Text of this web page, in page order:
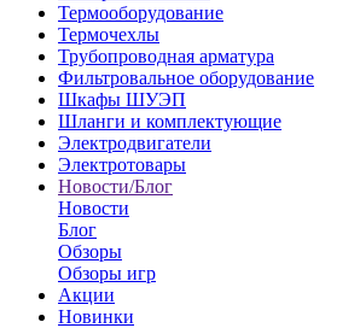
Термооборудование
Термочехлы
Трубопроводная арматура
Фильтровальное оборудование
Шкафы ШУЭП
Шланги и комплектующие
Электродвигатели
Электротовары
Новости/Блог
Новости
Блог
Обзоры
Обзоры игр
Акции
Новинки